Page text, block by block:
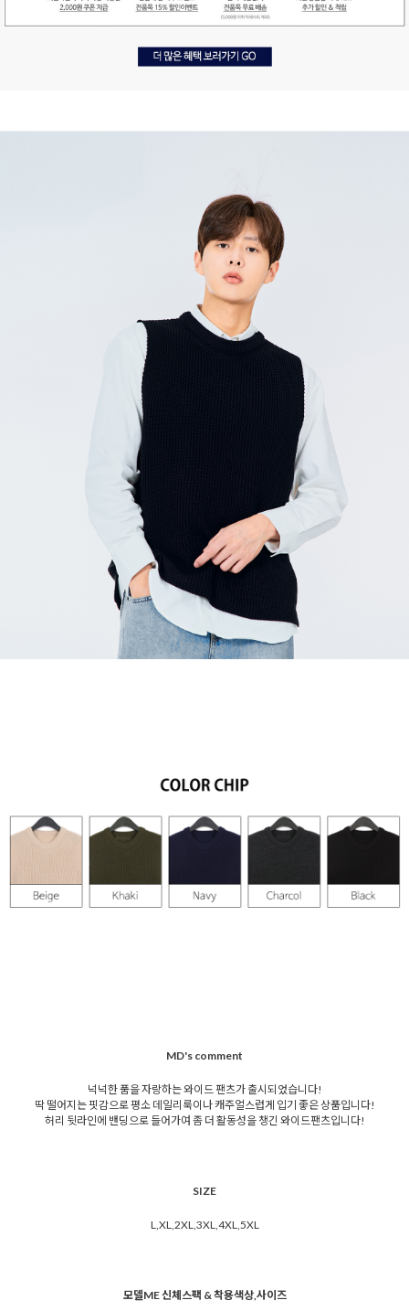
MD's comment
넉넉한 품을 자랑하는 와이드 팬츠가 출시되었습니다!
딱 떨어지는 핏감으로 평소 데일리룩이나 캐주얼스럽게 입기 좋은 상품입니다!
허리 뒷라인에 밴딩으로 들어가여 좀 더 활동성을 챙긴 와이드팬츠입니다!
SIZE
L,XL,2XL,3XL,4XL,5XL
모델ME 신체스팩 & 착용색상,사이즈